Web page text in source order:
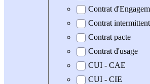
Contrat
Contrat intermittent
Contrat pacte
Contrat d'usage
CUI - CAE
CUI - CIE